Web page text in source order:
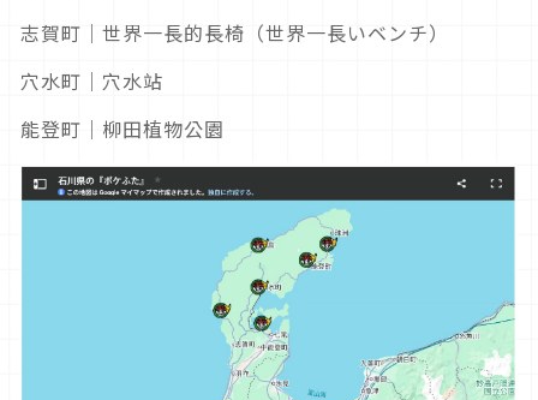
志賀町｜世界一長的長椅（世界一長いベンチ）
穴水町｜穴水站
能登町｜柳田植物公園